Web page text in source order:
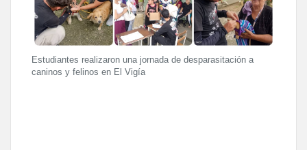
Estudiantes realizaron una jornada de desparasitación a
caninos y felinos en El Vigía